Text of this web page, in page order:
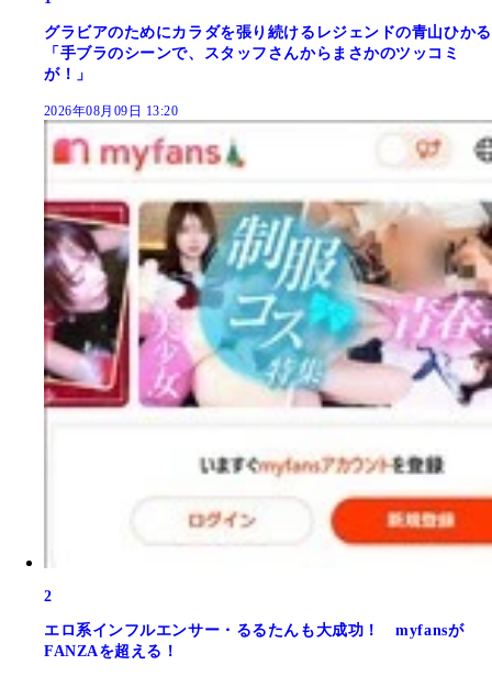
グラビアのためにカラダを張り続けるレジェンドの青山ひかる
「手ブラのシーンで、スタッフさんからまさかのツッコミ
が！」
2026年08月09日 13:20
2
エロ系インフルエンサー・るるたんも大成功！ myfansが
FANZAを超える！